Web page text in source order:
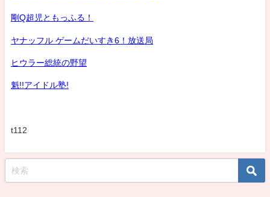
剛Q超児ともっふる！
ヤナッフル ゲームだいすき6！放送局
ヒウラー総統の野望
魁!!アイドル塾!
t112